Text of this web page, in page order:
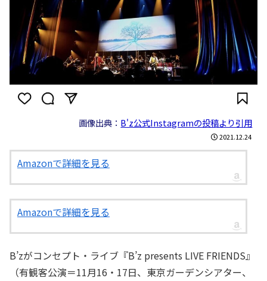
画像出典： B'z公式Instagramの投稿より引用
2021.12.24
Amazonで詳細を見る
Amazonで詳細を見る
B’zがコンセプト・ライブ『B’z presents LIVE FRIENDS』
（有観客公演＝11月16・17日、東京ガーデンシアター、